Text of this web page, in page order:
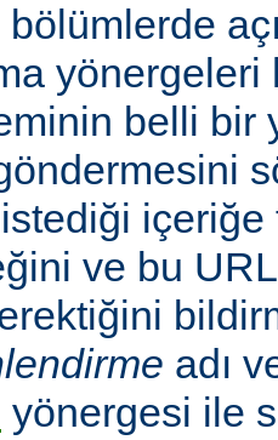
bölümlerde
yönergeleri
belli bir
içeriğe
ve bu
adı
yönergesi ile